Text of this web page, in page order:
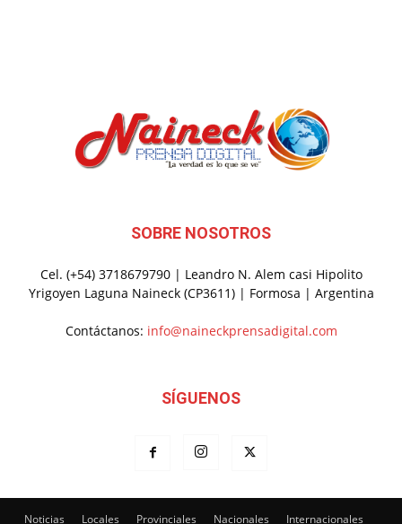
SOBRE NOSOTROS
Cel. (+54) 3718679790 | Leandro N. Alem casi Hipolito
Yrigoyen Laguna Naineck (CP3611) | Formosa | Argentina
Contáctanos: info@naineckprensadigital.com
SÍGUENOS
Noticias Locales Provinciales Nacionales Internacionales